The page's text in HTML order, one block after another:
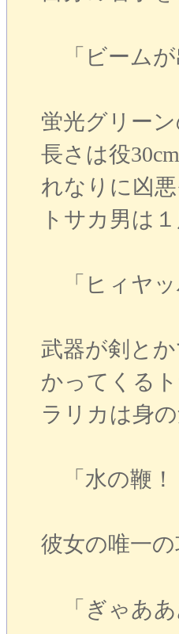
「ビームが
蛍光グリー
長さは役
れなりに凶悪
トサカ男は
「ヒィヤッ
武器が剣と
かってくる
ラリカは身
「水の鞭！
彼女の唯一
「ぎゃああ